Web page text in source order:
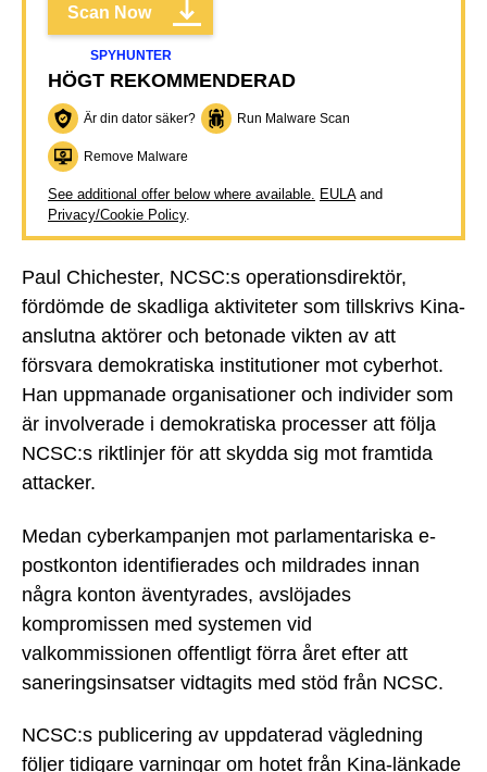
Scan Now
SPYHUNTER
HÖGT REKOMMENDERAD
Är din dator säker? Run Malware Scan
Remove Malware
See additional offer below where available. EULAand
Privacy/Cookie Policy.
Paul Chichester, NCSC:s operationsdirektör,
fördömde de skadliga aktiviteter som tillskrivs Kina-
anslutna aktörer och betonade vikten av att
försvara demokratiska institutioner mot cyberhot.
Han uppmanade organisationer och individer som
är involverade i demokratiska processer att följa
NCSC:s riktlinjer för att skydda sig mot framtida
attacker.
Medan cyberkampanjen mot parlamentariska e-
postkonton identifierades och mildrades innan
några konton äventyrades, avslöjades
kompromissen med systemen vid
valkommissionen offentligt förra året efter att
saneringsinsatser vidtagits med stöd från NCSC.
NCSC:s publicering av uppdaterad vägledning
följer tidigare varningar om hotet från Kina-länkade